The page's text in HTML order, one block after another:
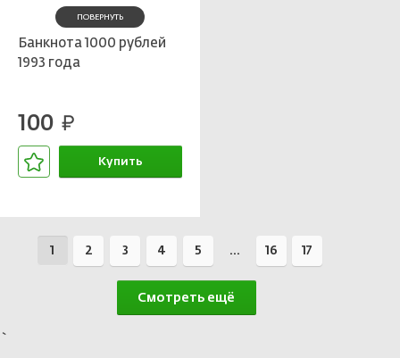
ПОВЕРНУТЬ
Банкнота 1000 рублей
1993 года
100 руб.
Купить
1 2 3 4 5 ... 16 17
Смотреть ещё